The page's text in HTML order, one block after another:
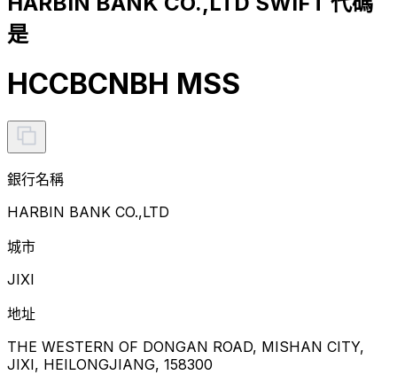
是
HCCBCNBH MSS
銀行名稱
HARBIN BANK CO.,LTD
城市
JIXI
地址
THE WESTERN OF DONGAN ROAD, MISHAN CITY,
JIXI, HEILONGJIANG, 158300